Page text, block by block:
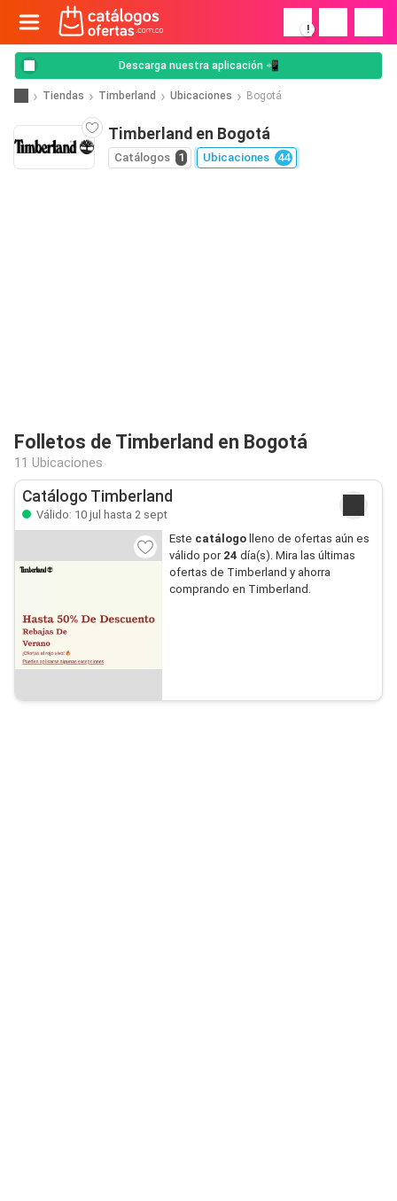
!
Descarga nuestra aplicación 📲
Tiendas Timberland Ubicaciones Bogotá
Timberland en Bogotá
Catálogos 1 Ubicaciones 44
Folletos de Timberland en Bogotá
11 Ubicaciones
Catálogo Timberland
Válido: 10 jul hasta 2 sept
Este catálogolleno de ofertas aún es
válido por 24 día(s). Mira las últimas
ofertas de Timberland y ahorra
comprando en Timberland.